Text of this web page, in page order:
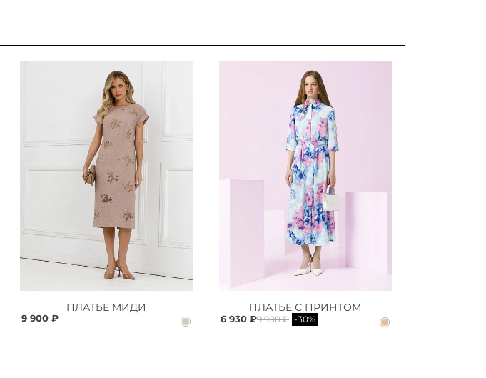
ПЛАТЬЕ МИДИ
9 900 ₽
ПЛАТЬЕ С ПРИНТОМ
6 930 ₽9 900 ₽ -30%